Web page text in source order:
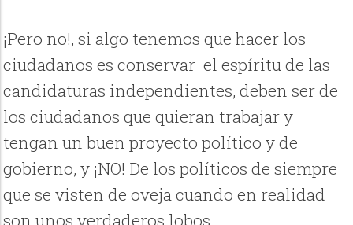
¡Pero no!, si algo tenemos que hacer los
ciudadanos es conservar el espíritu de las
candidaturas independientes, deben ser de
los ciudadanos que quieran trabajar y
tengan un buen proyecto político y de
gobierno, y ¡NO! De los políticos de siempre
que se visten de oveja cuando en realidad
son unos verdaderos lobos.